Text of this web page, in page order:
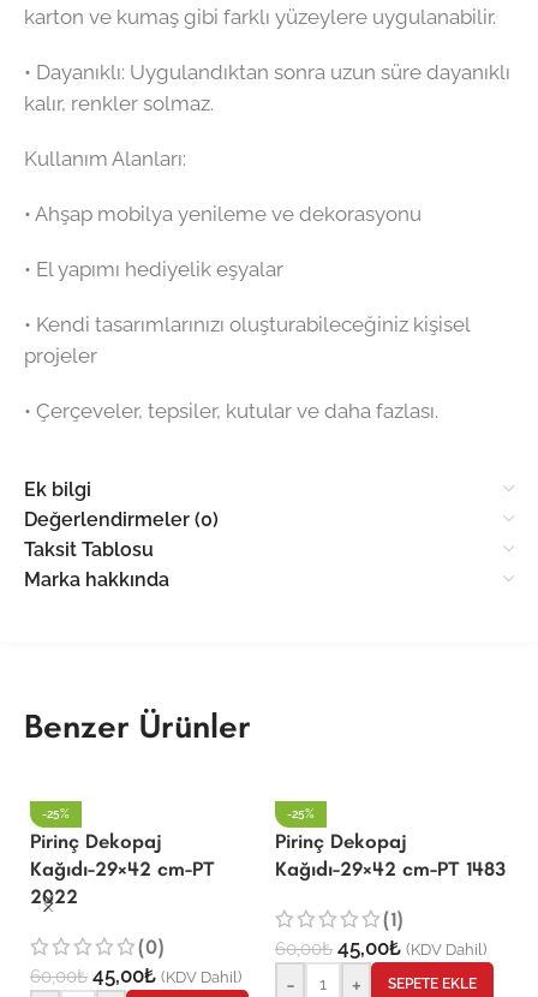
karton ve kumaş gibi farklı yüzeylere uygulanabilir.
•⁠ ⁠Dayanıklı: Uygulandıktan sonra uzun süre dayanıklı
kalır, renkler solmaz.
Kullanım Alanları:
•⁠ ⁠Ahşap mobilya yenileme ve dekorasyonu
•⁠ ⁠El yapımı hediyelik eşyalar
•⁠ ⁠Kendi tasarımlarınızı oluşturabileceğiniz kişisel
projeler
•⁠ ⁠Çerçeveler, tepsiler, kutular ve daha fazlası.
Ek bilgi
Değerlendirmeler (0)
Taksit Tablosu
Marka hakkında
Benzer Ürünler
-25%
Pirinç Dekopaj
Kağıdı-29×42 cm-PT
2022
(0)
60,00₺ 45,00₺ (KDV Dahil)
-25%
Pirinç Dekopaj
Kağıdı-29×42 cm-PT 1483
(1)
60,00₺ 45,00₺ (KDV Dahil)
- + SEPETE EKLE